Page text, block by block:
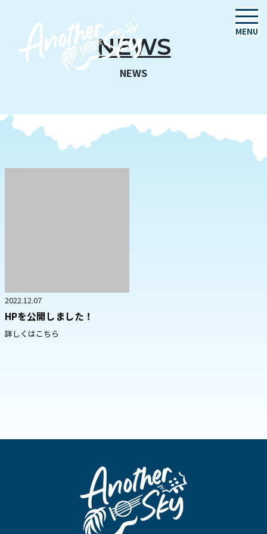
MENU
NEWS
2022.12.07
HPを公開しました！
詳しくはこちら